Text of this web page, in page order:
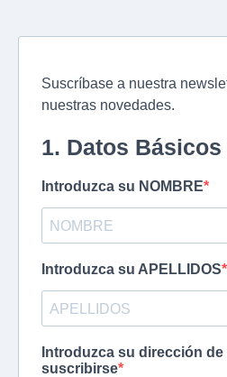
Suscríbase a nuestra
nuestras novedades.
1. Datos
Introduzca su NOMBRE
Introduzca su APELLIDOS
Introduzca su dirección de
suscribirse